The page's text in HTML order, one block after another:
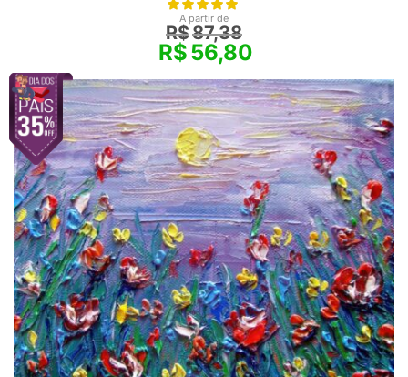
A partir de
R$87,38
R$56,80